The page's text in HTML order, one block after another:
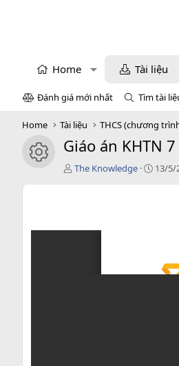
Home Tài liệu
Đánh giá mới nhất Tìm tài
Home Tài liệu THCS (chương
icon tài liệu
Giáo án KHTN
T
ả
The Knowledge
C13/5/